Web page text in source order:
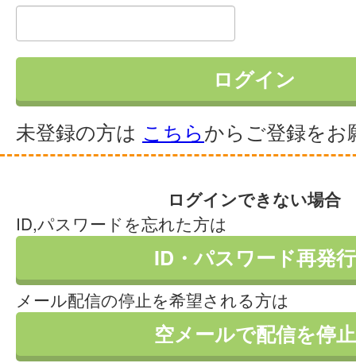
未登録の方は こちらからご登録をお
ログインできない場合
ID,パスワードを忘れた方は
ID・パスワード再発行
メール配信の停止を希望される方は
空メールで配信を停止